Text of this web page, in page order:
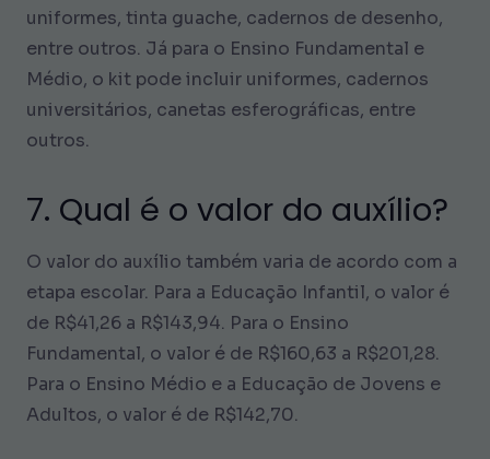
uniformes, tinta guache, cadernos de desenho,
entre outros. Já para o Ensino Fundamental e
Médio, o kit pode incluir uniformes, cadernos
universitários, canetas esferográficas, entre
outros.
7. Qual é o valor do auxílio?
O valor do auxílio também varia de acordo com a
etapa escolar. Para a Educação Infantil, o valor é
de R$41,26 a R$143,94. Para o Ensino
Fundamental, o valor é de R$160,63 a R$201,28.
Para o Ensino Médio e a Educação de Jovens e
Adultos, o valor é de R$142,70.